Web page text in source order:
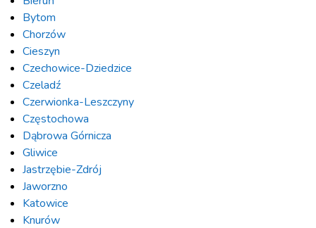
Bytom
Chorzów
Cieszyn
Czechowice-Dziedzice
Czeladź
Czerwionka-Leszczyny
Częstochowa
Dąbrowa Górnicza
Gliwice
Jastrzębie-Zdrój
Jaworzno
Katowice
Knurów